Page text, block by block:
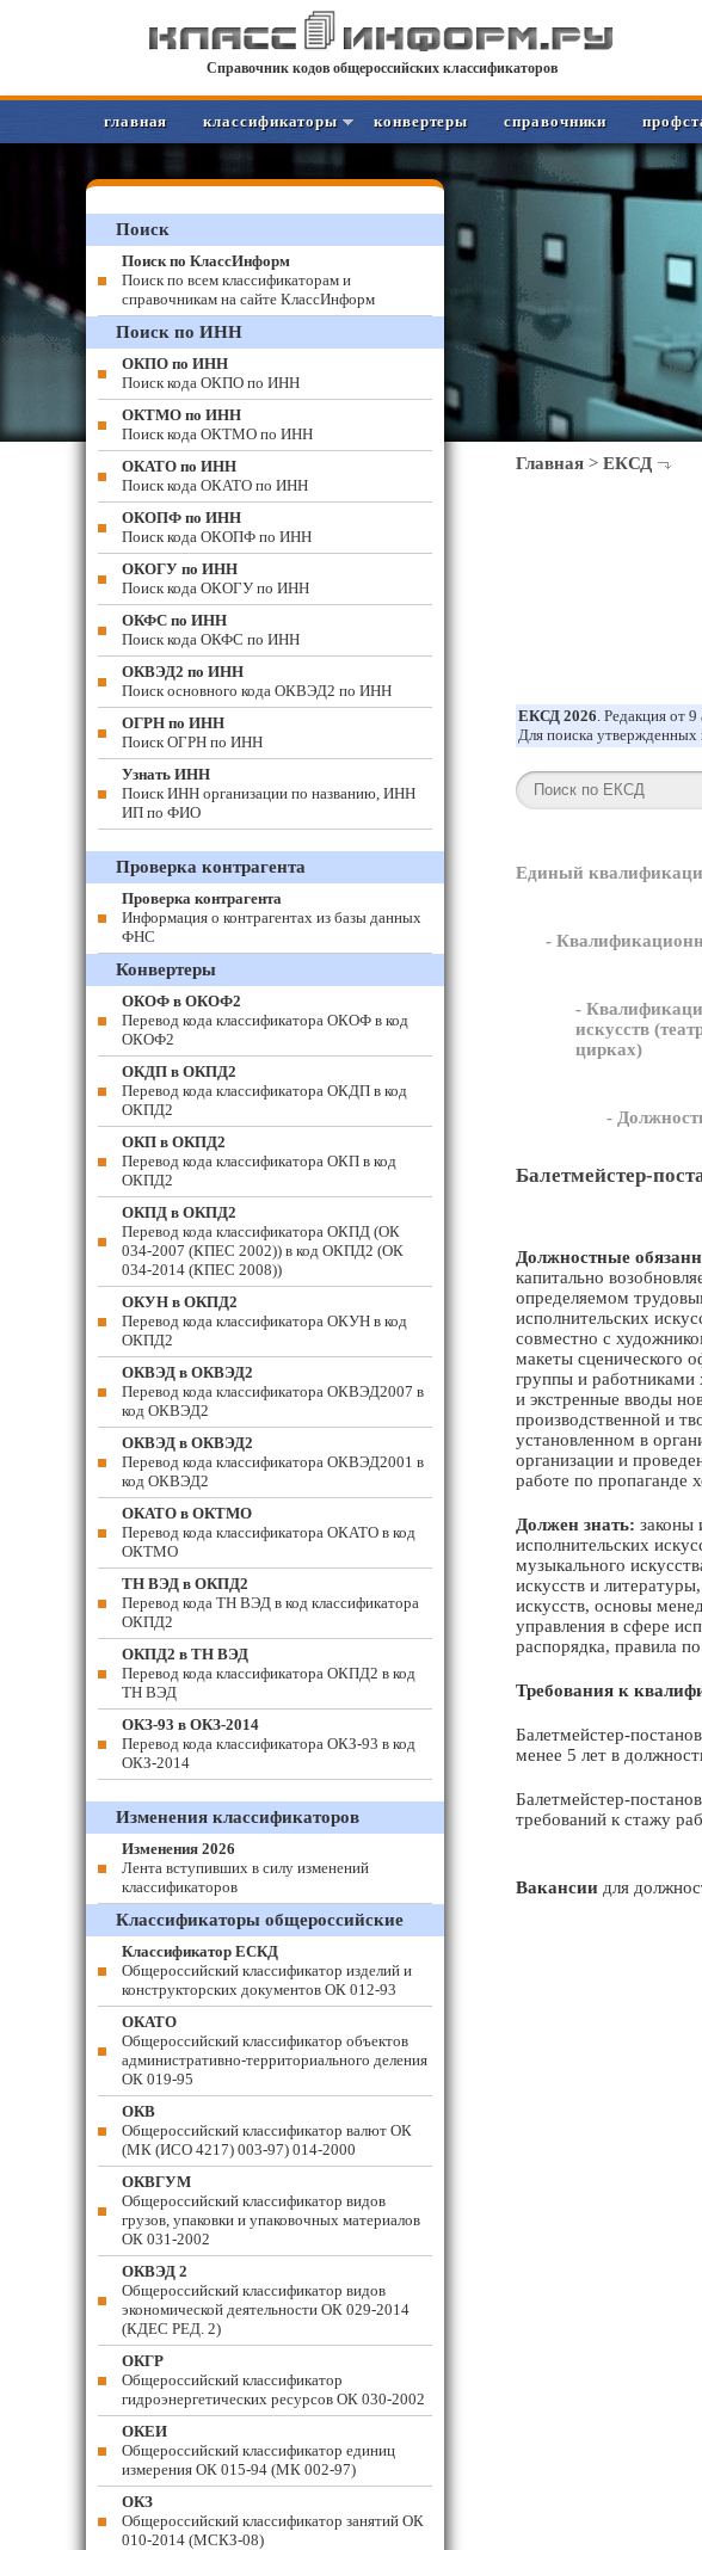
Справочник кодов общероссийских классификаторов
главная классификаторы конвертеры справочники
Главная > ЕКСД
ЕКСД 2026. Редакция от
Для поиска утвержденных
Единый
-
-
искусств
цирках)
-
Балетмейстер-
Должностные
капитально
определяемом
исполнительских
совместно с
макеты сценического
группы и работниками
и экстренные вводы
производственной и
установленном в
организации и
работе по пропаганде
Должен знать: законы
исполнительских
музыкального
искусств и
искусств, основы
управления в сфере
распорядка, правила
Требования к
Балетмейстер-
менее 5 лет в
Балетмейстер-
требований к стажу
Вакансии для
Поиск
Поиск по КлассИнформ
Поиск по всем классификаторам и
справочникам на сайте КлассИнформ
Поиск по ИНН
ОКПО по ИНН
Поиск кода ОКПО по ИНН
ОКТМО по ИНН
Поиск кода ОКТМО по ИНН
ОКАТО по ИНН
Поиск кода ОКАТО по ИНН
ОКОПФ по ИНН
Поиск кода ОКОПФ по ИНН
ОКОГУ по ИНН
Поиск кода ОКОГУ по ИНН
ОКФС по ИНН
Поиск кода ОКФС по ИНН
ОКВЭД2 по ИНН
Поиск основного кода ОКВЭД2 по ИНН
ОГРН по ИНН
Поиск ОГРН по ИНН
Узнать ИНН
Поиск ИНН организации по названию, ИНН
ИП по ФИО
Проверка контрагента
Проверка контрагента
Информация о контрагентах из базы данных
ФНС
Конвертеры
ОКОФ в ОКОФ2
Перевод кода классификатора ОКОФ в код
ОКОФ2
ОКДП в ОКПД2
Перевод кода классификатора ОКДП в код
ОКПД2
ОКП в ОКПД2
Перевод кода классификатора ОКП в код
ОКПД2
ОКПД в ОКПД2
Перевод кода классификатора ОКПД (ОК
034-2007 (КПЕС 2002)) в код ОКПД2 (ОК
034-2014 (КПЕС 2008))
ОКУН в ОКПД2
Перевод кода классификатора ОКУН в код
ОКПД2
ОКВЭД в ОКВЭД2
Перевод кода классификатора ОКВЭД2007 в
код ОКВЭД2
ОКВЭД в ОКВЭД2
Перевод кода классификатора ОКВЭД2001 в
код ОКВЭД2
ОКАТО в ОКТМО
Перевод кода классификатора ОКАТО в код
ОКТМО
ТН ВЭД в ОКПД2
Перевод кода ТН ВЭД в код классификатора
ОКПД2
ОКПД2 в ТН ВЭД
Перевод кода классификатора ОКПД2 в код
ТН ВЭД
ОКЗ-93 в ОКЗ-2014
Перевод кода классификатора ОКЗ-93 в код
ОКЗ-2014
Изменения классификаторов
Изменения 2026
Лента вступивших в силу изменений
классификаторов
Классификаторы общероссийские
Классификатор ЕСКД
Общероссийский классификатор изделий и
конструкторских документов ОК 012-93
ОКАТО
Общероссийский классификатор объектов
административно-территориального деления
ОК 019-95
ОКВ
Общероссийский классификатор валют ОК
(МК (ИСО 4217) 003-97) 014-2000
ОКВГУМ
Общероссийский классификатор видов
грузов, упаковки и упаковочных материалов
ОК 031-2002
ОКВЭД 2
Общероссийский классификатор видов
экономической деятельности ОК 029-2014
(КДЕС РЕД. 2)
ОКГР
Общероссийский классификатор
гидроэнергетических ресурсов ОК 030-2002
ОКЕИ
Общероссийский классификатор единиц
измерения ОК 015-94 (МК 002-97)
ОКЗ
Общероссийский классификатор занятий ОК
010-2014 (МСКЗ-08)